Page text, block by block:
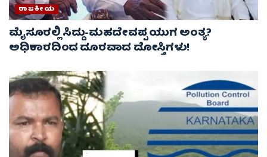
ರಾಜಕೀಯ
ಮೈಸೂರಲ್ಲಿ ಸಿದ್ದು-ಮಹದೇವಪ್ಪ ಯುಗ ಅಂತ್ಯ?
ಅಧಿಕಾರದಿಂದ ದೂರವಾದ ದೋಸ್ತಿಗಳು!